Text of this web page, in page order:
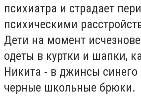
психиатра и страдает
психическими
Дети на момент
одеты в куртки и шапки,
Никита - в джинсы синего
черные школьные брюки.